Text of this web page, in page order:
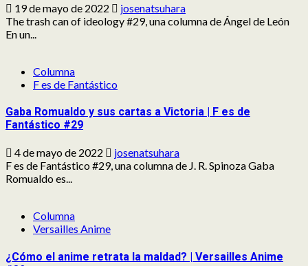
19 de mayo de 2022
josenatsuhara
The trash can of ideology #29, una columna de Ángel de León
En un...
Columna
F es de Fantástico
Gaba Romualdo y sus cartas a Victoria | F es de
Fantástico #29
4 de mayo de 2022
josenatsuhara
F es de Fantástico #29, una columna de J. R. Spinoza Gaba
Romualdo es...
Columna
Versailles Anime
¿Cómo el anime retrata la maldad? | Versailles Anime